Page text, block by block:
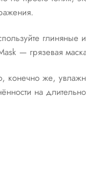
— грязевая
же,
на